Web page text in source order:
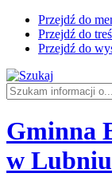
Przejdź do
Przejdź do
Przejdź do
Tutaj
wpisz
frazę:
Gminna
w Lubniu